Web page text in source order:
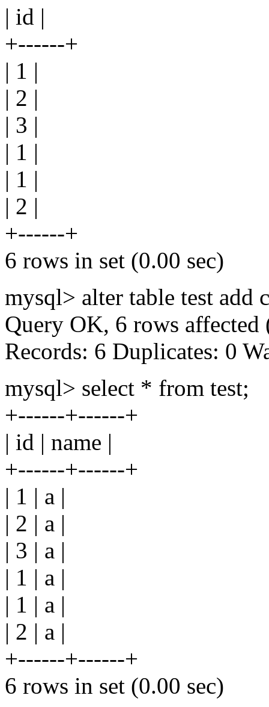
| id |
+------+
| 1 |
| 2 |
| 3 |
| 1 |
| 1 |
| 2 |
+------+
6 rows in set (0.00 sec)
mysql> alter table test add
Query OK, 6 rows affected
Records: 6 Duplicates: 0
mysql> select * from test;
+------+------+
| id | name |
+------+------+
| 1 | a |
| 2 | a |
| 3 | a |
| 1 | a |
| 1 | a |
| 2 | a |
+------+------+
6 rows in set (0.00 sec)